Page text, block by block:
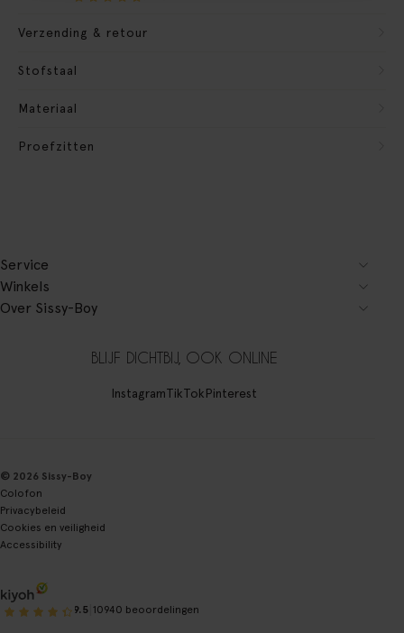
Verzending & retour
Stofstaal
Materiaal
Proefzitten
Service
Winkels
Over Sissy-Boy
BLIJF DICHTBIJ, OOK ONLINE
InstagramTikTokPinterest
© 2026 Sissy-Boy
Colofon
Privacybeleid
Cookies en veiligheid
Accessibility
9.5 10940 beoordelingen